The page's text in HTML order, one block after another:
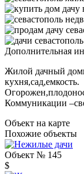
Дополнительная
Жилой дачный
кухня,сад,емкость.
Коммуникации
Объект на карте
Похожие объекты
Объект № 145
$